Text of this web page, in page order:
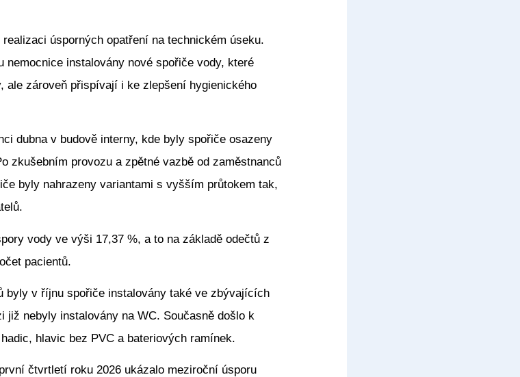
úsporných opatření na technickém úseku.
instalovány nové spořiče vody, které
ale zároveň přispívají i ke zlepšení hygienického
dubna v budově interny, kde byly spořiče osazeny
zkušebním provozu a zpětné vazbě od zaměstnanců
byly nahrazeny variantami s vyšším průtokem tak,
vody ve výši 17,37 %, a to na základě odečtů z
pacientů.
byly v říjnu spořiče instalovány také ve zbývajících
již nebyly instalovány na WC. Současně došlo k
hlavic bez PVC a bateriových ramínek.
čtvrtletí roku 2026 ukázalo meziroční úsporu